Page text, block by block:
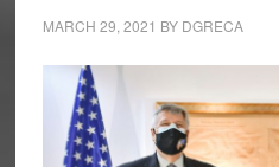
MARCH 29, 2021 BY DGRECA